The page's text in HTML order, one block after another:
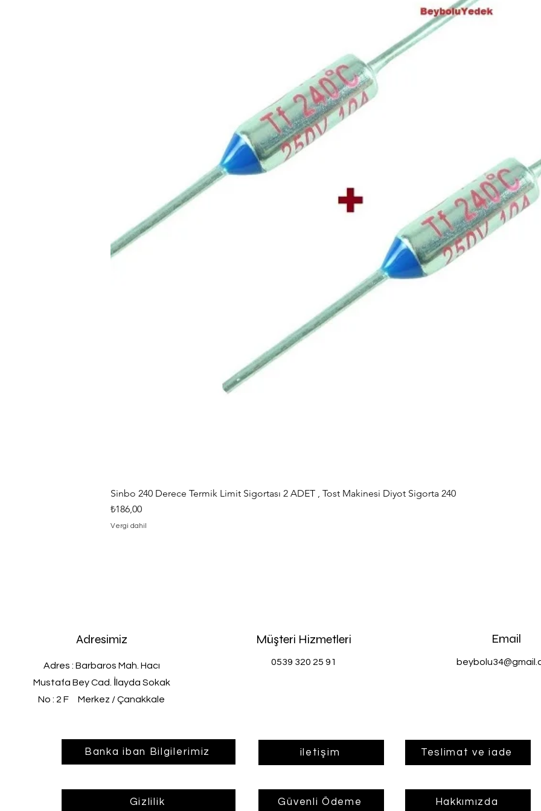
Hızlı Bakış
Sinbo 240 Derece Termik Limit Sigortası 2 ADET , Tost Makinesi Diyot Sigorta 240
Fiyat
₺186,00
Vergi dahil
Adresimiz
Adres : Barbaros Mah. Hacı
Mustafa Bey Cad. İlayda Sokak
No : 2 F Merkez / Çanakkale
Müşteri Hizmetleri
0539 320 25 91
Email
iletişim Teslimat ve iade
Banka iban Bilgilerimiz
Gizlilik Güvenli Ödeme Hakkımızda